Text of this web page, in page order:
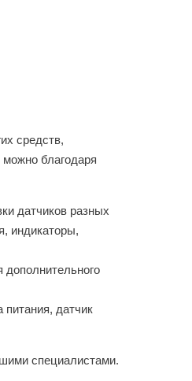
средств,
благодаря
датчиков разных
индикаторы,
дополнительного
датчик
специалистами.